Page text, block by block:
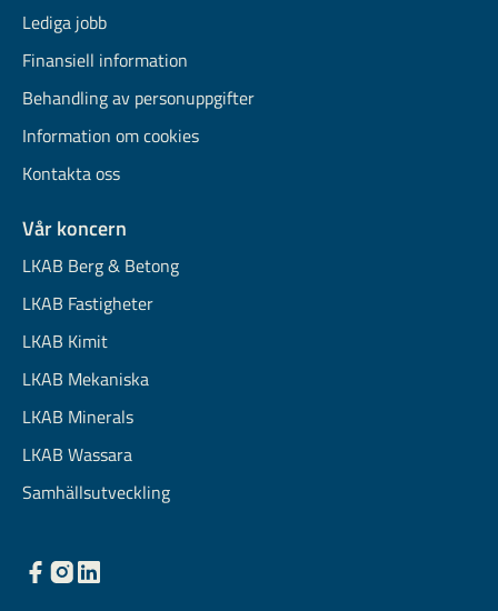
Lediga jobb
Finansiell information
Behandling av personuppgifter
Information om cookies
Kontakta oss
Vår koncern
LKAB Berg & Betong
LKAB Fastigheter
LKAB Kimit
LKAB Mekaniska
LKAB Minerals
LKAB Wassara
Samhällsutveckling